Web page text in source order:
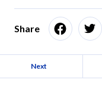
Share
Next